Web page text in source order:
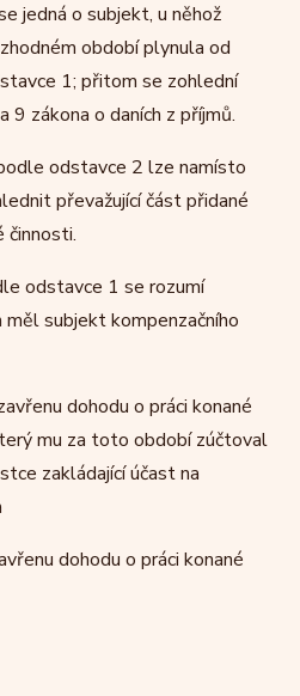
jedná o subjekt, u něhož
období plynula od
1; přitom se zohlední
zákona o daních z příjmů.
odstavce 2 lze namísto
převažující část přidané
činnosti.
odstavce 1 se rozumí
subjekt kompenzačního
dohodu o práci konané
mu za toto období zúčtoval
zakládající účast na
dohodu o práci konané